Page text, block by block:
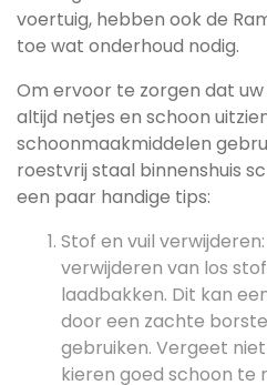
voertuig, hebben ook de
toe wat onderhoud nodig.
Om ervoor te zorgen dat
altijd netjes en schoon
schoonmaakmiddelen
roestvrij staal binnenshuis
een paar handige tips:
Stof en vuil
verwijderen van los
laadbakken. Dit kan
door een zachte
gebruiken. Vergeet
kieren goed schoon te